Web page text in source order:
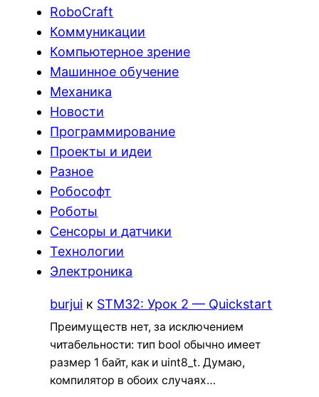
RoboCraft
Коммуникации
Компьютерное зрение
Машинное обучение
Механика
Новости
Программирование
Проекты и идеи
Разное
Робософт
Роботы
Сенсоры и датчики
Технологии
Электроника
burjui к STM32: Урок 2 — Quickstart
Преимуществ нет, за исключением
читабельности: тип bool обычно имеет
размер 1 байт, как и uint8_t. Думаю,
компилятор в обоих случаях…